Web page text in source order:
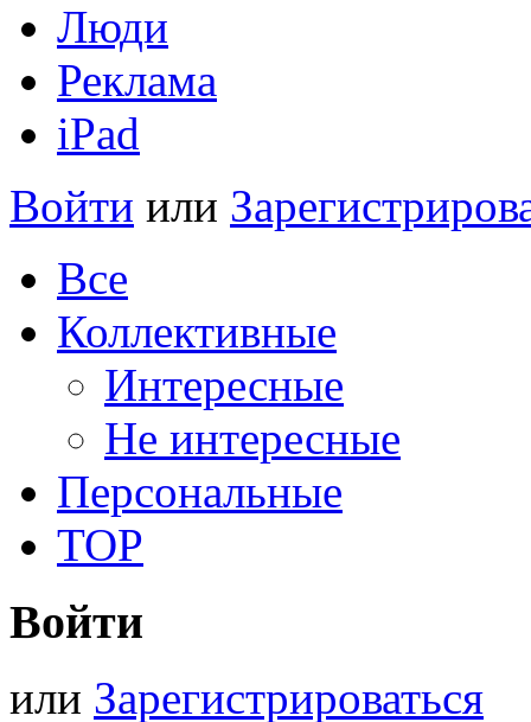
Люди
Реклама
iPad
Войти или
Все
Коллективные
Интересные
Не интересные
Персональные
TOP
Войти
или Зарегистрироваться